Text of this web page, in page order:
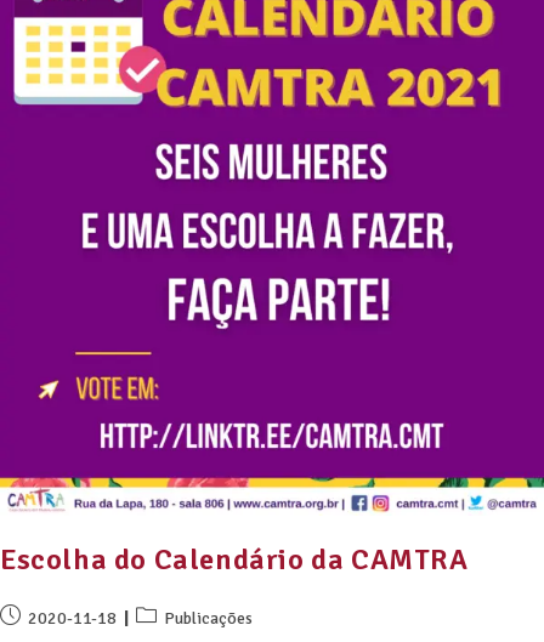
Escolha do Calendário da CAMTRA
2020-11-18 Publicações